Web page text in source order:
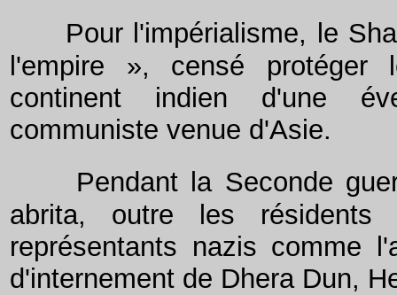
Pour l'impérialisme, le
l'empire », censé protéger
continent indien d'une
communiste venue d'Asie.
Pendant la Seconde
abrita, outre les résidents
représentants nazis comme
d'internement de Dhera Dun,